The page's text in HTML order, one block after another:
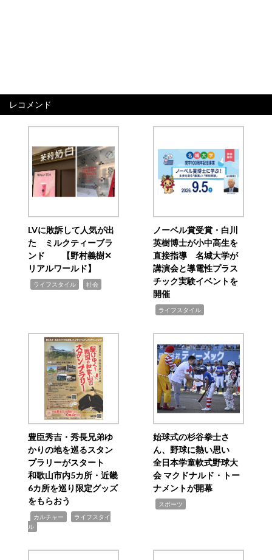
レコメンド
LVに敗訴して人気が出
た ミルクティーブラ
ンド 【野村義樹✕
リアルワールド】
ライフスタイル 社会
ノーベル賞受賞・白川
英樹博士が小中高生を
直接指導 名城大学が
講演会と導電性プラス
チック実験イベントを
開催
ライフスタイル
豊臣秀吉・秀長兄弟ゆ
かりの地を巡るスタン
プラリーがスタート
和歌山市内5カ所・近畿
6カ所を巡り限定グッズ
をもらおう
カルチャー
ライフスタイ
ル
始球式の杉谷拳士さ
ん、野球に熱い思い
全日本学童軟式野球大
会 マクドナルド・トー
ナメントが開幕
スポーツ